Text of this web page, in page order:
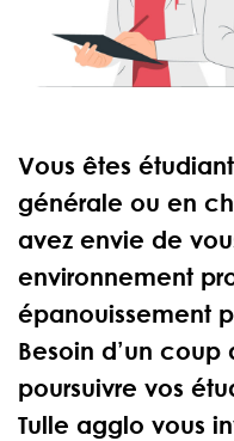
Vous êtes
générale ou en
avez envie de
environnement
épanouissement
Besoin d’un
poursuivre vos
Tulle agglo vous